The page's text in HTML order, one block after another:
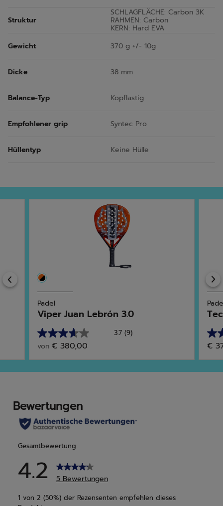
Struktur
SCHLAGFLÄCHE: Carbon 3K
RAHMEN: Carbon
KERN: Hard EVA
Gewicht
370 g +/- 10g
Dicke 38 mm
Balance-Typ Kopflastig
Empfohlener grip Syntec Pro
Hüllentyp Keine Hülle
Previous
Padel
Viper Juan Lebrón 3.0
3.7 (9)
3.7
von
5
Sternen.
Bewertungen
von € 380,00
3.5
von
5
€